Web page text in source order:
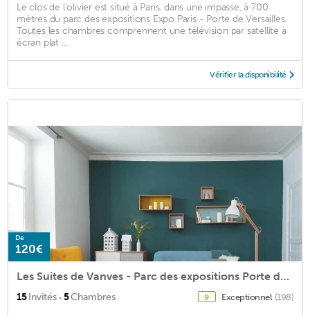
Le clos de l’olivier est situé à Paris, dans une impasse, à 700
mètres du parc des expositions Expo Paris - Porte de Versailles.
Toutes les chambres comprennent une télévision par satellite à
écran plat ...
Vérifier la disponibilité
De
120€
Les Suites de Vanves - Parc des expositions Porte de Versailles
15Invités · 5Chambres 9 Exceptionnel (198)